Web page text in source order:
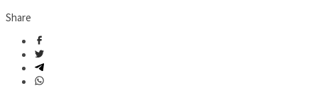
Share